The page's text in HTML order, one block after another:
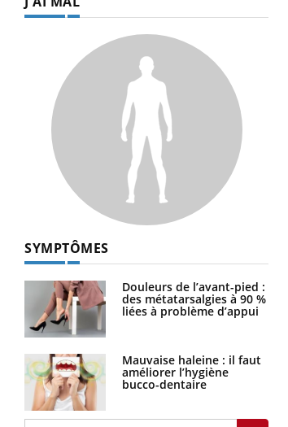
SYMPTÔMES
Douleurs de l’avant-pied :
des métatarsalgies à 90 %
liées à problème d’appui
Mauvaise haleine : il faut
améliorer l’hygiène
bucco-dentaire